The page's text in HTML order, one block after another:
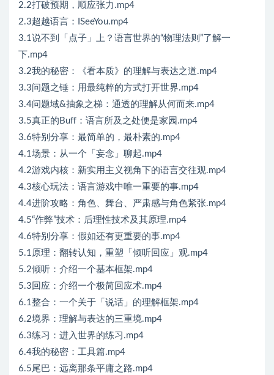
2.2打破预期，顺应张力.mp4
2.3超越语言：ISeeYou.mp4
3.1说不到「点子」上？语言世界的“物理法则”了解一
下.mp4
3.2我的秘密：《看本质》的理解与表达之道.mp4
3.3问题之锤：用最纯粹的方式打开世界.mp4
3.4问题域&抽象之梯：通透的理解从何而来.mp4
3.5真正的Buff：语言所及之处便是家园.mp4
3.6特别分享：最简单的，最朴素的.mp4
4.1场景：从一个「妄念」聊起.mp4
4.2游戏内核：新实用主义视角下的语言交往观.mp4
4.3核心玩法：语言游戏中唯一重要的事.mp4
4.4进阶攻略：角色、舞台、严肃感与角色紧张.mp4
4.5“作弊”技术：后理性技术及其原理.mp4
4.6特别分享：假如还有更重要的事.mp4
5.1原理：翻转认知，重塑「倾听回应」观.mp4
5.2倾听：介绍一个基本框架.mp4
5.3回应：介绍一个极简回应术.mp4
6.1整合：一个关于「说话」的理解框架.mp4
6.2境界：理解与表达的三重境.mp4
6.3练习：进入世界的练习.mp4
6.4我的秘密：工具篇.mp4
6.5尾巴：远离那条平庸之路.mp4